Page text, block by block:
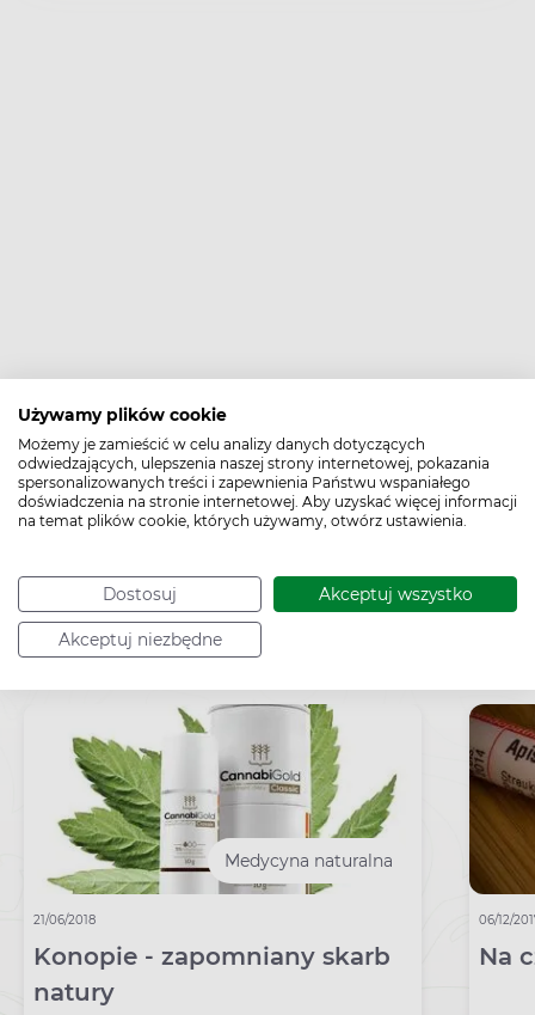
Używamy plików cookie
Możemy je zamieścić w celu analizy danych dotyczących
odwiedzających, ulepszenia naszej strony internetowej, pokazania
spersonalizowanych treści i zapewnienia Państwu wspaniałego
doświadczenia na stronie internetowej. Aby uzyskać więcej informacji
na temat plików cookie, których używamy, otwórz ustawienia.
Dostosuj Akceptuj wszystko
Akceptuj niezbędne
Medycyna naturalna
21/06/2018
Konopie - zapomniany skarb
natury
06/12/
Na